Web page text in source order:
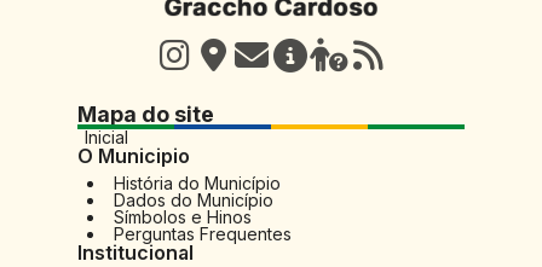
Mapa do site
Inicial
O Municipio
História do Município
Dados do Município
Símbolos e Hinos
Perguntas Frequentes
Institucional